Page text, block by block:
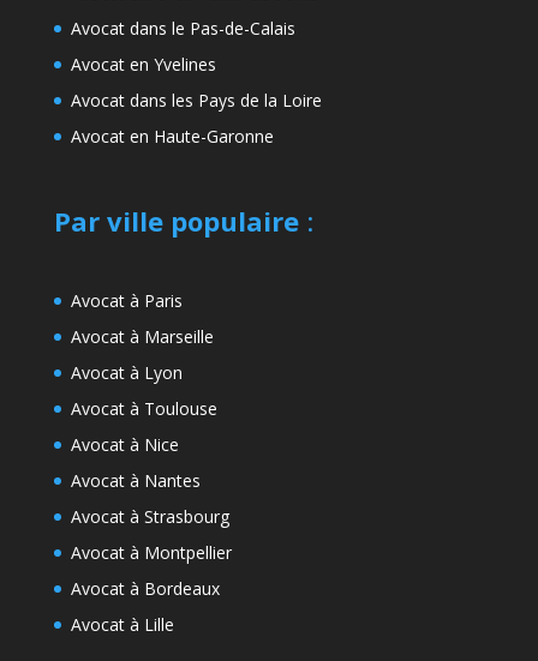
Avocat dans le Pas-de-Calais
Avocat en Yvelines
Avocat dans les Pays de la Loire
Avocat en Haute-Garonne
Par ville populaire:
Avocat à Paris
Avocat à Marseille
Avocat à Lyon
Avocat à Toulouse
Avocat à Nice
Avocat à Nantes
Avocat à Strasbourg
Avocat à Montpellier
Avocat à Bordeaux
Avocat à Lille